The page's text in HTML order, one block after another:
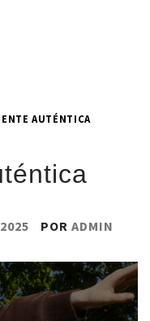
AUTÉNTICA
POR ADMIN